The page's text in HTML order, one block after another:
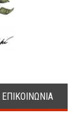
ΕΠΙΚΟΙΝΩΝΙΑ